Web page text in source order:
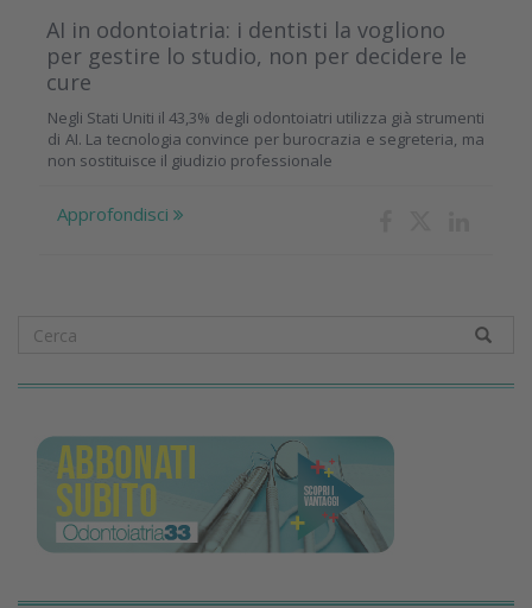
AI in odontoiatria: i dentisti la vogliono
per gestire lo studio, non per decidere le
cure
Negli Stati Uniti il 43,3% degli odontoiatri utilizza già strumenti
di AI. La tecnologia convince per burocrazia e segreteria, ma
non sostituisce il giudizio professionale
Approfondisci